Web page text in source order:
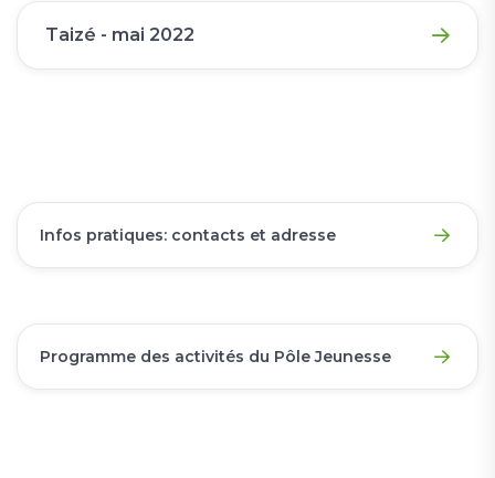
Taizé - mai 2022
Infos pratiques: contacts et adresse
Programme des activités du Pôle Jeunesse